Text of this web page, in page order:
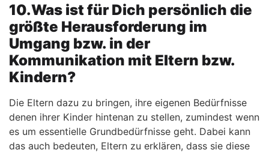
10.Was ist für Dich persönlich die
größte Herausforderung im
Umgang bzw. in der
Kommunikation mit Eltern bzw.
Kindern?
Die Eltern dazu zu bringen, ihre eigenen Bedürfnisse
denen ihrer Kinder hintenan zu stellen, zumindest wenn
es um essentielle Grundbedürfnisse geht. Dabei kann
das auch bedeuten, Eltern zu erklären, dass sie diese